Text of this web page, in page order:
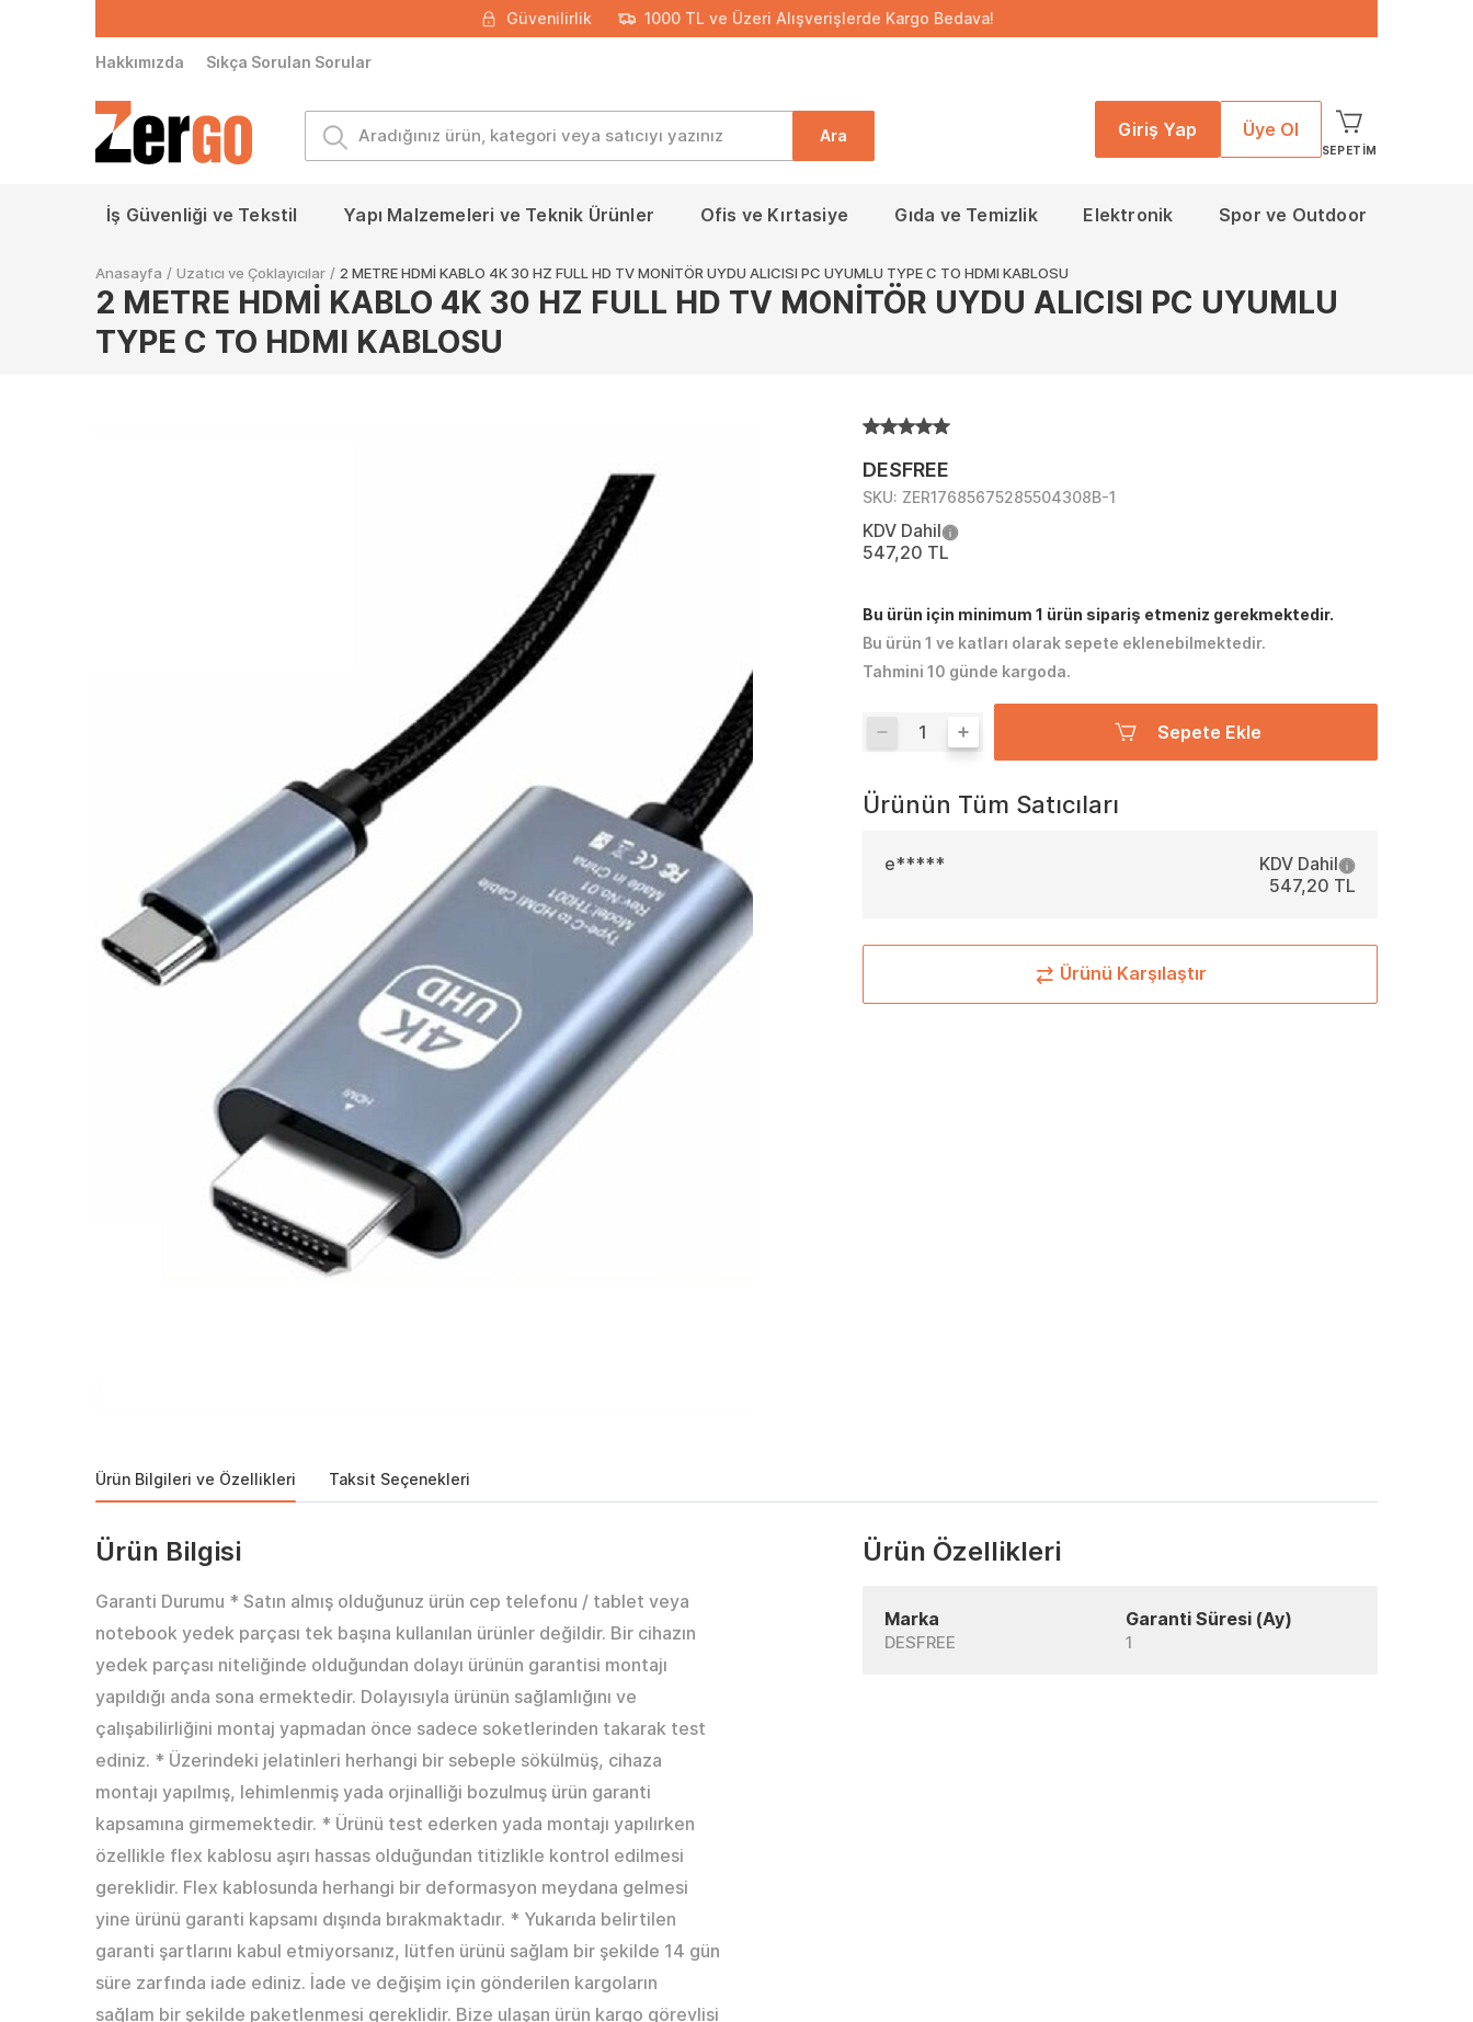
Güvenilirlik 1000 TL ve Üzeri Alışverişlerde Kargo Bedava!
Hakkımızda Sıkça Sorulan Sorular
Ara Giriş Yap Üye Ol
SEPETIM
İş Güvenliği ve Tekstil Yapı Malzemeleri ve Teknik Ürünler Ofis ve Kırtasiye Gıda ve Temizlik Elektronik Spor ve Outdoor
Anasayfa / Uzatıcı ve Çoklayıcılar / 2 METRE HDMİ KABLO 4K 30 HZ FULL HD TV MONİTÖR UYDU ALICISI PC UYUMLU TYPE C TO HDMI KABLOSU
2 METRE HDMİ KABLO 4K 30 HZ FULL HD TV MONİTÖR UYDU ALICISI PC UYUMLU
TYPE C TO HDMI KABLOSU
DESFREE
SKU: ZER17685675285504308B-1
KDV Dahil
547,20 TL
Bu ürün için minimum 1 ürün sipariş etmeniz gerekmektedir.
Bu ürün 1 ve katları olarak sepete eklenebilmektedir.
Tahmini 10 günde kargoda.
Sepete Ekle
Ürünün Tüm Satıcıları
e*****
KDV Dahil
547,20 TL
Ürünü Karşılaştır
Ürün Bilgileri ve Özellikleri Taksit Seçenekleri
Ürün Bilgisi
Garanti Durumu * Satın almış olduğunuz ürün cep telefonu / tablet veya
notebook yedek parçası tek başına kullanılan ürünler değildir. Bir cihazın
yedek parçası niteliğinde olduğundan dolayı ürünün garantisi montajı
yapıldığı anda sona ermektedir. Dolayısıyla ürünün sağlamlığını ve
çalışabilirliğini montaj yapmadan önce sadece soketlerinden takarak test
ediniz. * Üzerindeki jelatinleri herhangi bir sebeple sökülmüş, cihaza
montajı yapılmış, lehimlenmiş yada orjinalliği bozulmuş ürün garanti
kapsamına girmemektedir. * Ürünü test ederken yada montajı yapılırken
özellikle flex kablosu aşırı hassas olduğundan titizlikle kontrol edilmesi
gereklidir. Flex kablosunda herhangi bir deformasyon meydana gelmesi
yine ürünü garanti kapsamı dışında bırakmaktadır. * Yukarıda belirtilen
garanti şartlarını kabul etmiyorsanız, lütfen ürünü sağlam bir şekilde 14 gün
süre zarfında iade ediniz. İade ve değişim için gönderilen kargoların
sağlam bir şekilde paketlenmesi gereklidir. Bize ulaşan ürün kargo görevlisi
Ürün Özellikleri
Marka
DESFREE
Garanti Süresi (Ay)
1